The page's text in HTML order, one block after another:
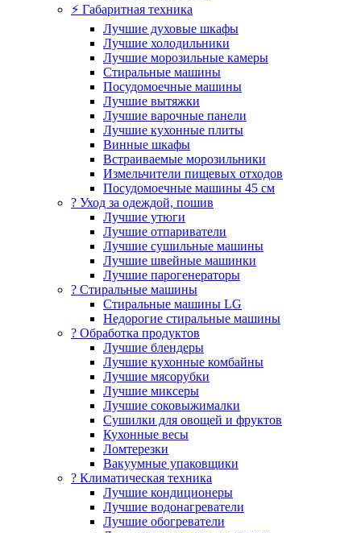
⚡ Габаритная техника
Лучшие духовые шкафы
Лучшие холодильники
Лучшие морозильные камеры
Стиральные машины
Посудомоечные машины
Лучшие вытяжки
Лучшие варочные панели
Лучшие кухонные плиты
Винные шкафы
Встраиваемые морозильники
Измельчители пищевых отходов
Посудомоечные машины 45 см
? Уход за одеждой, пошив
Лучшие утюги
Лучшие отпариватели
Лучшие сушильные машины
Лучшие швейные машинки
Лучшие парогенераторы
? Стиральные машины
Стиральные машины LG
Недорогие стиральные машины
? Обработка продуктов
Лучшие блендеры
Лучшие кухонные комбайны
Лучшие мясорубки
Лучшие миксеры
Лучшие соковыжималки
Сушилки для овощей и фруктов
Кухонные весы
Ломтерезки
Вакуумные упаковщики
?️ Климатическая техника
Лучшие кондиционеры
Лучшие водонагреватели
Лучшие обогреватели